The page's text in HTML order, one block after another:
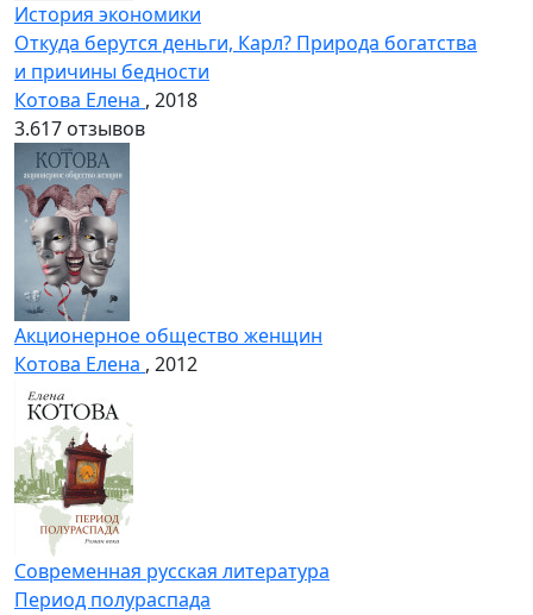
История экономики
Откуда берутся деньги, Карл? Природа богатства
и причины бедности
Котова Елена , 2018
3.617 отзывов
Акционерное общество женщин
Котова Елена , 2012
Современная русская литература
Период полураспада